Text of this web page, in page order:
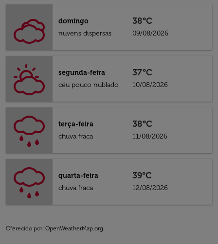
domingo
nuvens dispersas
38°C
09/08/2026
segunda-feira
céu pouco nublado
37°C
10/08/2026
terça-feira
chuva fraca
38°C
11/08/2026
quarta-feira
chuva fraca
39°C
12/08/2026
Oferecido por: OpenWeatherMap.org